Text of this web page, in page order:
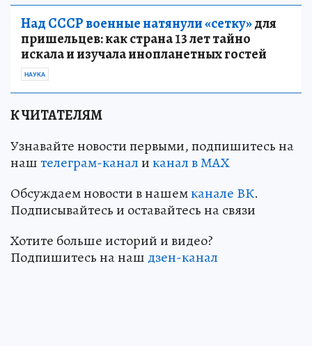
Над СССР военные натянули «сетку»для
пришельцев: как страна 13 лет тайно
искала и изучала инопланетных гостей
НАУКА
К ЧИТАТЕЛЯМ
Узнавайте новости первыми, подпишитесь на
наштелеграм-каналиканал в МАХ
Обсуждаем новости в нашемканале ВК.
Подписывайтесь и оставайтесь на связи
Хотите больше историй и видео?
Подпишитесь на наш дзен-канал